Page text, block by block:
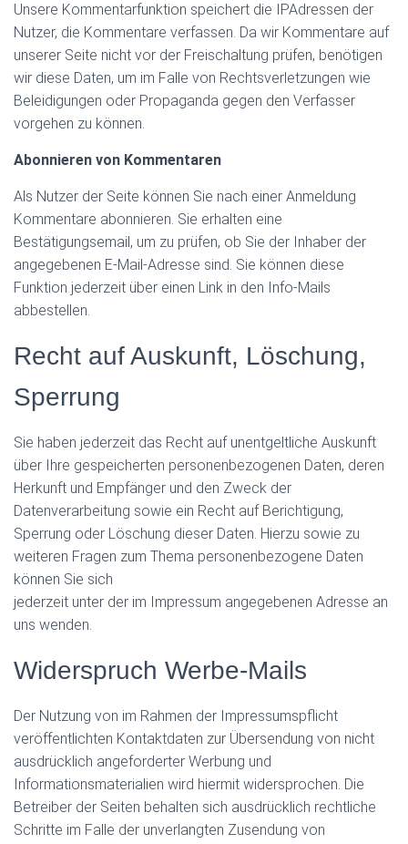
Unsere Kommentarfunktion speichert die IPAdressen der
Nutzer, die Kommentare verfassen. Da wir Kommentare auf
unserer Seite nicht vor der Freischaltung prüfen, benötigen
wir diese Daten, um im Falle von Rechtsverletzungen wie
Beleidigungen oder Propaganda gegen den Verfasser
vorgehen zu können.
Abonnieren von Kommentaren
Als Nutzer der Seite können Sie nach einer Anmeldung
Kommentare abonnieren. Sie erhalten eine
Bestätigungsemail, um zu prüfen, ob Sie der Inhaber der
angegebenen E-Mail-Adresse sind. Sie können diese
Funktion jederzeit über einen Link in den Info-Mails
abbestellen.
Recht auf Auskunft, Löschung,
Sperrung
Sie haben jederzeit das Recht auf unentgeltliche Auskunft
über Ihre gespeicherten personenbezogenen Daten, deren
Herkunft und Empfänger und den Zweck der
Datenverarbeitung sowie ein Recht auf Berichtigung,
Sperrung oder Löschung dieser Daten. Hierzu sowie zu
weiteren Fragen zum Thema personenbezogene Daten
können Sie sich
jederzeit unter der im Impressum angegebenen Adresse an
uns wenden.
Widerspruch Werbe-Mails
Der Nutzung von im Rahmen der Impressumspflicht
veröffentlichten Kontaktdaten zur Übersendung von nicht
ausdrücklich angeforderter Werbung und
Informationsmaterialien wird hiermit widersprochen. Die
Betreiber der Seiten behalten sich ausdrücklich rechtliche
Schritte im Falle der unverlangten Zusendung von